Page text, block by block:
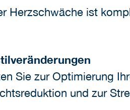
Herzschwäche ist
Sie zur Optimierung
und zur